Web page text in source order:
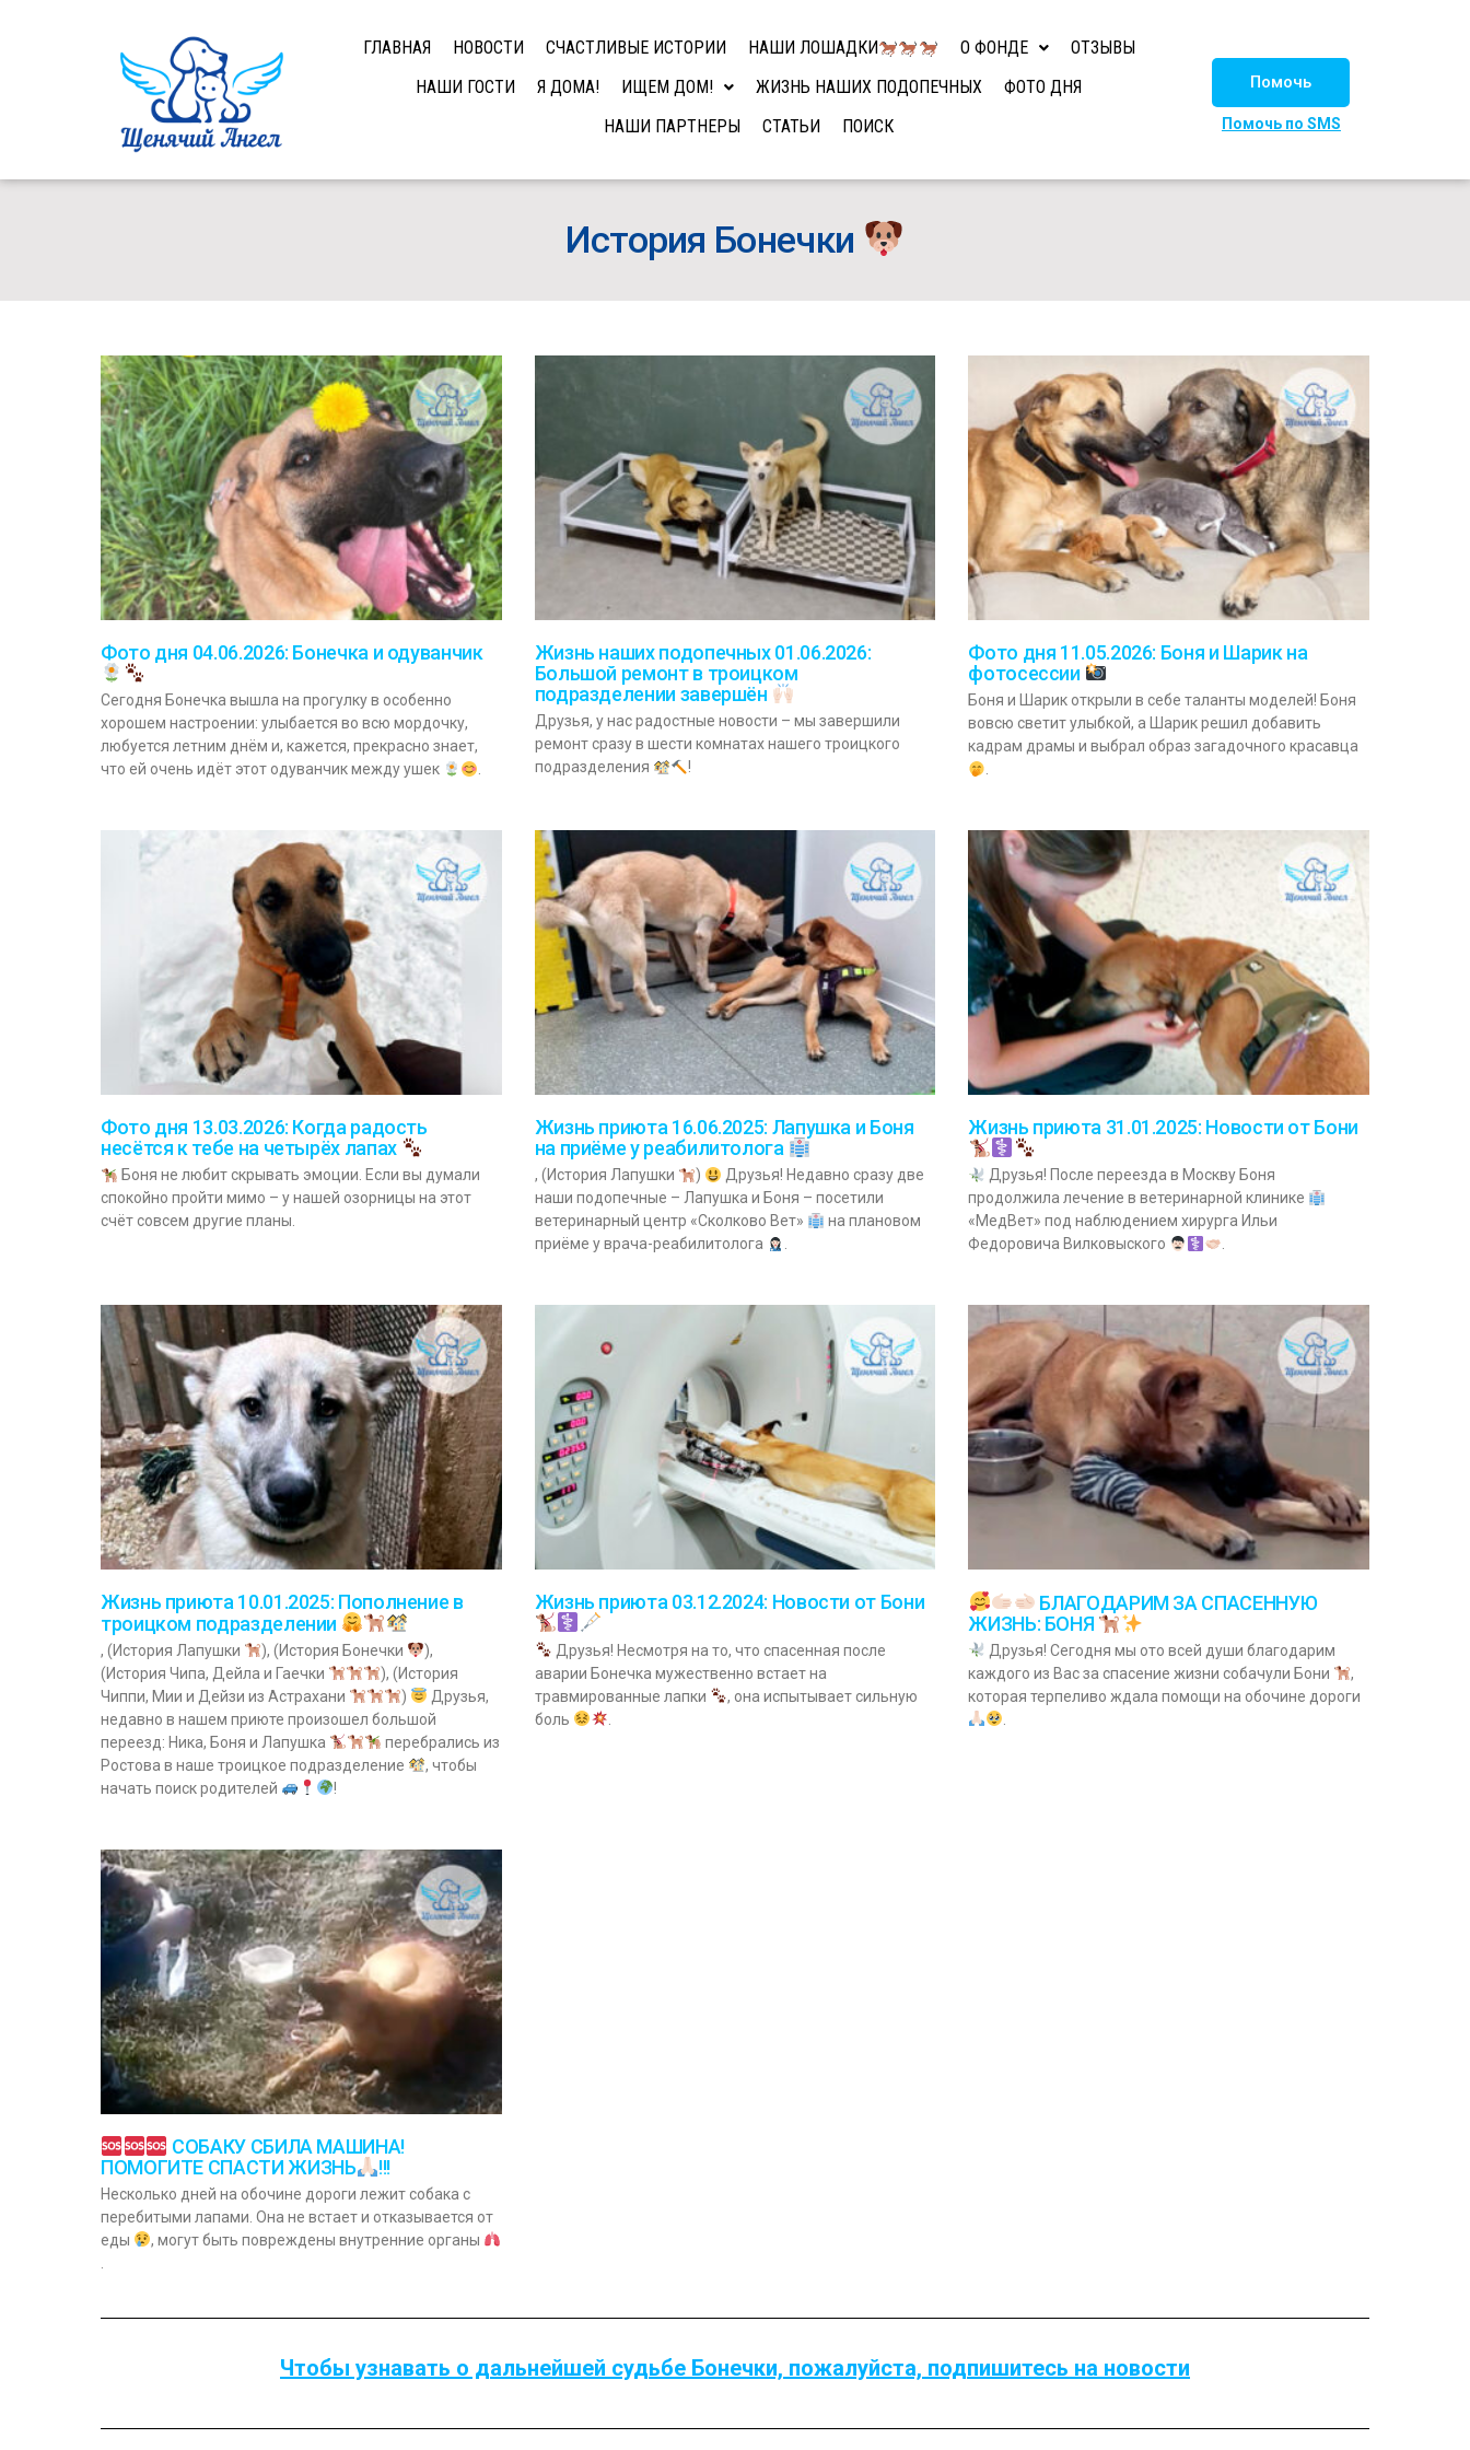
ГЛАВНАЯ НОВОСТИ СЧАСТЛИВЫЕ ИСТОРИИ НАШИ ЛОШАДКИ О ФОНДЕ
ОТЗЫВЫ
НАШИ ГОСТИ
Я ДОМА! ИЩЕМ ДОМ! ЖИЗНЬ НАШИХ ПОДОПЕЧНЫХ
ФОТО ДНЯ
НАШИ ПАРТНЕРЫ
СТАТЬИ ПОИСК
Помочь
Помочь по SMS
История Бонечки
Фото дня 04.06.2026: Бонечка и одуванчик
Сегодня Бонечка вышла на прогулку в особенно
хорошем настроении: улыбается во всю мордочку,
любуется летним днём и, кажется, прекрасно знает,
что ей очень идёт этот одуванчик между ушек
Жизнь наших подопечных 01.06.2026:
Большой ремонт в троицком
подразделении завершён
Друзья, у нас радостные новости – мы завершили
ремонт сразу в шести комнатах нашего троицкого
подразделения
!
Фото дня 11.05.2026: Боня и Шарик на
фотосессии
Боня и Шарик открыли в себе таланты моделей! Боня
вовсю светит улыбкой, а Шарик решил добавить
кадрам драмы и выбрал образ загадочного красавца
Фото дня 13.03.2026: Когда радость
несётся к тебе на четырёх лапах
Боня не любит скрывать эмоции. Если вы думали
спокойно пройти мимо – у нашей озорницы на этот
счёт совсем другие планы.
Жизнь приюта 16.06.2025: Лапушка и Боня
на приёме у реабилитолога
, (История Лапушки )
Друзья! Недавно сразу две
наши подопечные – Лапушка и Боня – посетили
ветеринарный центр «Сколково Вет»
на плановом
приёме у врача-реабилитолога
.
Жизнь приюта 31.01.2025: Новости от Бони
Друзья! После переезда в Москву Боня
продолжила лечение в ветеринарной клинике
«МедВет» под наблюдением хирурга Ильи
Федоровича Вилковыского
.
Жизнь приюта 10.01.2025: Пополнение в
троицком подразделении
, (История Лапушки ), (История Бонечки
),
(История Чипа, Дейла и Гаечки
), (История
Чиппи, Мии и Дейзи из Астрахани
)
Друзья,
недавно в нашем приюте произошел большой
переезд: Ника, Боня и Лапушка
перебрались из
Ростова в наше троицкое подразделение
, чтобы
начать поиск родителей
!
Жизнь приюта 03.12.2024: Новости от Бони
Друзья! Несмотря на то, что спасенная после
аварии Бонечка мужественно встает на
травмированные лапки
, она испытывает сильную
боль
БЛАГОДАРИМ ЗА СПАСЕННУЮ
ЖИЗНЬ: БОНЯ
Друзья! Сегодня мы ото всей души благодарим
каждого из Вас за спасение жизни собачули Бони
,
которая терпеливо ждала помощи на обочине дороги
СОБАКУ СБИЛА МАШИНА!
ПОМОГИТЕ СПАСТИ ЖИЗНЬ
!!!
Несколько дней на обочине дороги лежит собака с
перебитыми лапами. Она не встает и отказывается от
еды
, могут быть повреждены внутренние органы
Чтобы узнавать о дальнейшей судьбе Бонечки, пожалуйста, подпишитесь на новости